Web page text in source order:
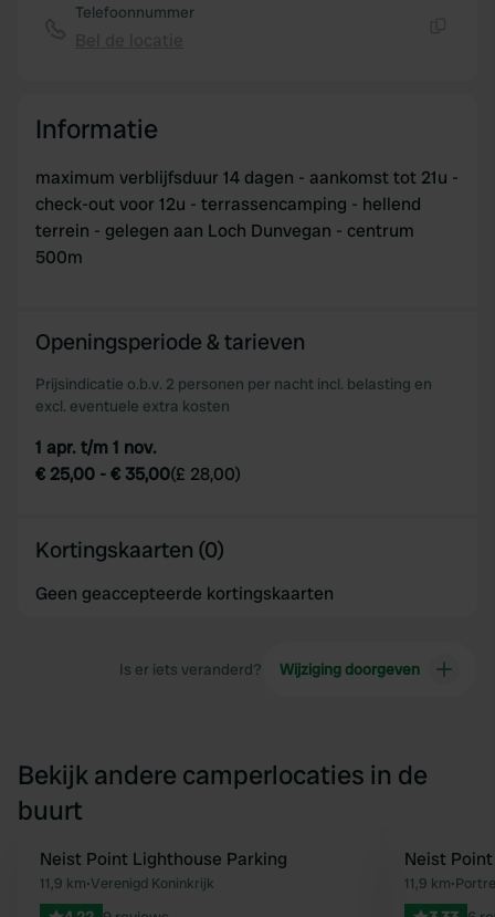
Telefoonnummer
Informatie
maximum verblijfsduur 14 dagen - aankomst tot 21u -
check-out voor 12u - terrassencamping - hellend
terrein - gelegen aan Loch Dunvegan - centrum
500m
Openingsperiode & tarieven
Prijsindicatie o.b.v. 2 personen per nacht incl. belasting en
excl. eventuele extra kosten
1 apr. t/m 1 nov.
€ 25,00 -€ 35,00(£ 28,00)
Kortingskaarten (0)
Geen geaccepteerde kortingskaarten
Is er iets veranderd? Wijziging doorgeven
Bekijk andere camperlocaties in de
buurt
Favoriet
Neist Point Lighthouse Parking
11,9 km•Verenigd Koninkrijk
Neist
11,9 km•